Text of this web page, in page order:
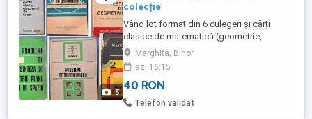
5
colecție
Vând lot format din 6 culegeri și cărți
clasice de matematică (geometrie,
trigonometrie și tabele uzuale), intens
folosite în perioada școlară din România.
Stare: Cărțile prezintă urme vizibile de
uzură și trecere a timpului (copertă uzată,
pagini îngălbenite), au fost utilizate intens
Marghita, Bihor
azi 16:15
40 RON
Telefon validat